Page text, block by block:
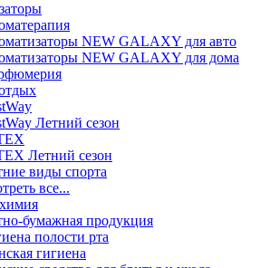
NEW GALAXY для авто
NEW GALAXY для дома
Летний сезон
Летний сезон
виды спорта
все...
бумажная продукция
полости рта
гигиена